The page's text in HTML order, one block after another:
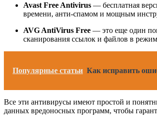
Avast Free Antivirus — бесплатная
времени, анти-спамом и мощным
AVG AntiVirus Free — это еще один
сканирования ссылок и файлов в
Популярные статьи Как исправить
Все эти антивирусы имеют простой и
данных вредоносных программ, чтобы